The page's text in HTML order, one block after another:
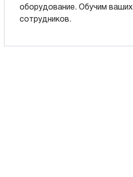
оборудование. Обучим ваших
сотрудников.